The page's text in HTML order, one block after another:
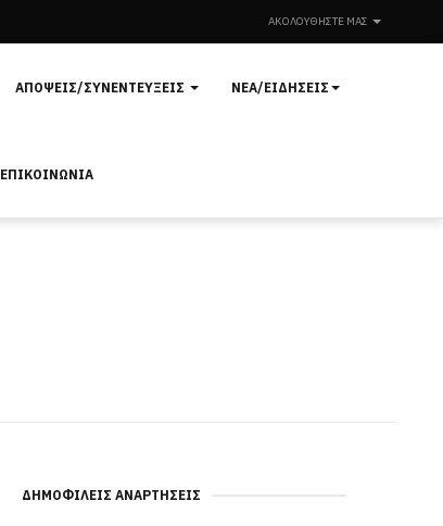
ΑΚΟΛΟΥΘΉΣΤΕ ΜΑΣ
ΑΠΌΨΕΙΣ/ΣΥΝΕΝΤΕΎΞΕΙΣ ΝΈΑ/ΕΙΔΉΣΕΙΣ
ΕΠΙΚΟΙΝΩΝΊΑ
ΔΗΜΟΦΙΛΕΊΣ ΑΝΑΡΤΉΣΕΙΣ